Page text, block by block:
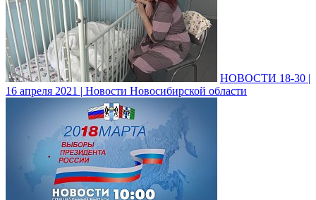
НОВОСТИ 18-30 |
16 апреля 2021 | Новости Новосибирской области